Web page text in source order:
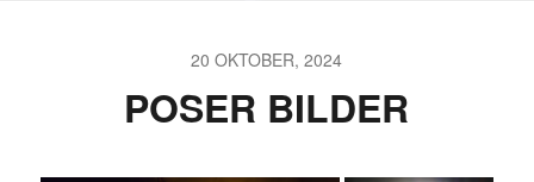
20 OKTOBER, 2024
POSER BILDER